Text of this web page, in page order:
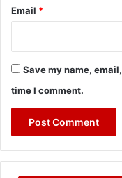
Email *
Save my name,
time I comment.